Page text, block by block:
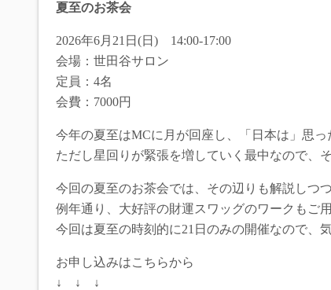
夏至のお茶会
2026年6月21日(日) 14:00-17:00
会場：世田谷サロン
定員：4名
会費：7000円
今年の夏至はMCに月が回座し、「日本は」思っ
ただし星回りが緊張を増していく最中なので、
今回の夏至のお茶会では、その辺りも解説しつつ
例年通り、大好評の財運スワッグのワークもご
今回は夏至の時刻的に21日のみの開催なので、
お申し込みはこちらから
↓ ↓ ↓